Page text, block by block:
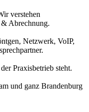
verstehen
Abrechnung.
Netzwerk, VoIP,
Praxisbetrieb steht.
und ganz Brandenburg